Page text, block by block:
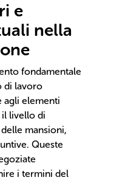
e
nella
fondamentale
di lavoro
agli elementi
livello di
mansioni,
Queste
i termini del